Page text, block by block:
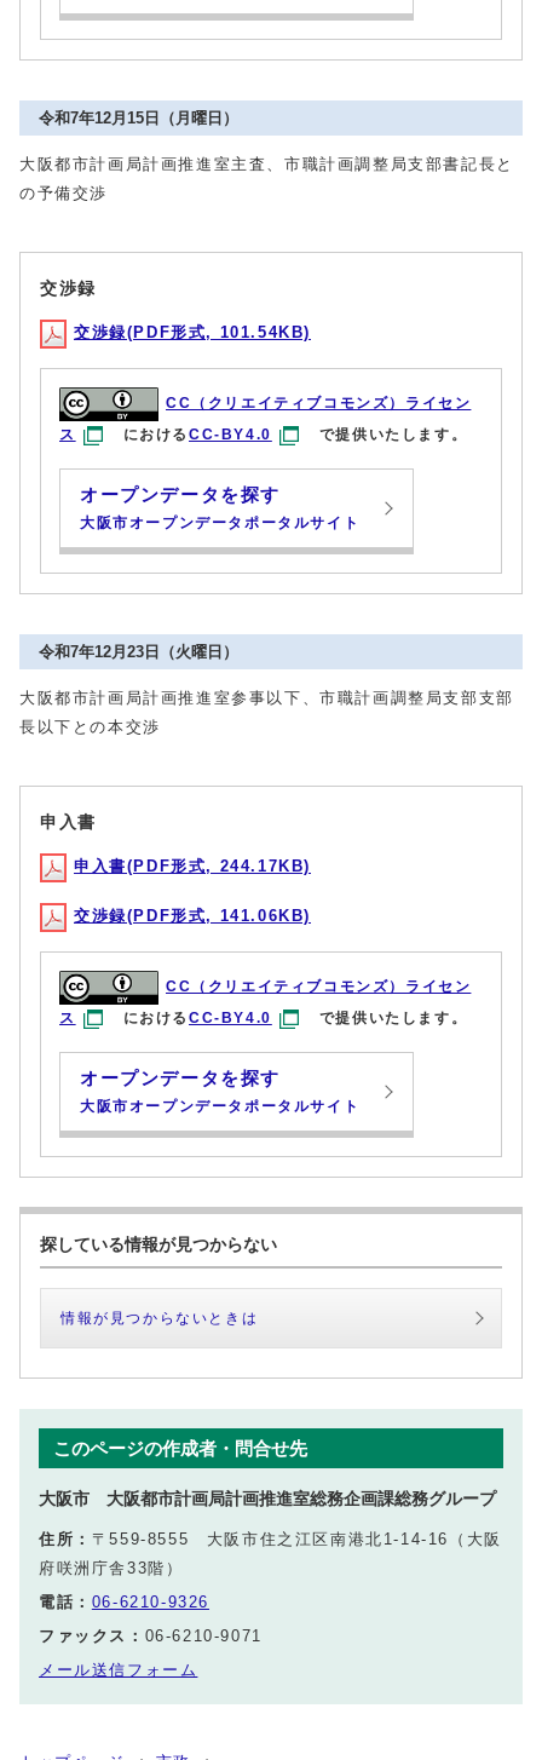
令和7年12月15日（月曜日）
大阪都市計画局計画推進室主査、市職計画調整局支部書記長と
の予備交渉
交渉録
交渉録(PDF形式, 101.54KB)
CC（クリエイティブコモンズ）ライセン
ス
におけるCC-BY4.0 で提供いたします。
オープンデータを探す
大阪市オープンデータポータルサイト
令和7年12月23日（火曜日）
大阪都市計画局計画推進室参事以下、市職計画調整局支部支部
長以下との本交渉
申入書
申入書(PDF形式, 244.17KB)
交渉録(PDF形式, 141.06KB)
CC（クリエイティブコモンズ）ライセン
ス
におけるCC-BY4.0 で提供いたします。
オープンデータを探す
大阪市オープンデータポータルサイト
探している情報が見つからない
情報が見つからないときは
このページの作成者・問合せ先
大阪市 大阪都市計画局計画推進室総務企画課総務グループ
住所： 〒559-8555 大阪市住之江区南港北1-14-16（大阪
府咲洲庁舎33階）
電話： 06-6210-9326
ファックス： 06-6210-9071
メール送信フォーム